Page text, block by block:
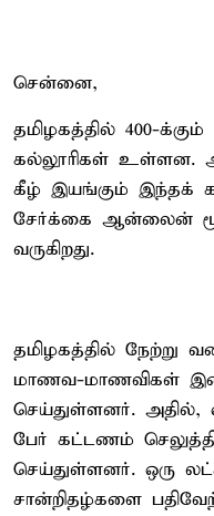
சென்னை,
தமிழகத்தில் 400-
கல்லூரிகள் உள்ளன.
கீழ் இயங்கும் இந்தக்
சேர்க்கை ஆன்லைன்
வருகிறது.
தமிழகத்தில் நேற்று
மாணவ-மாணவிகள்
செய்துள்ளனர். அதில்,
பேர் கட்டணம்
செய்துள்ளனர். ஒரு
சான்றிதழ்களை